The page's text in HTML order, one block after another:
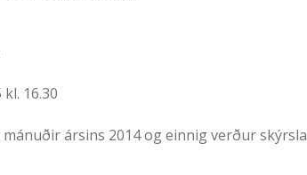
16.30
ársins 2014 og einnig verður skýrsla